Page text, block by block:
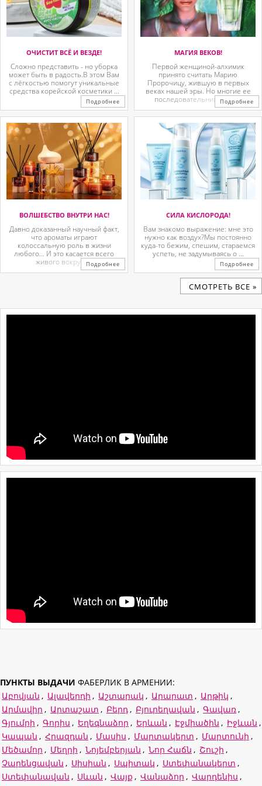
ОЧИСТИТ ВСЁ И ВЕЗДЕ!
Сложно представить - но уборка
может быть в радость.В этом Вам
с лёгкостью помогут уникальные
средства корейской косметики ...
Подробнее
МАГИЯ ВЕКОВ!
Первой женщиной-алхимик
принято считать Марию
Пророчицу, жившую в первых
веках нашей эры. Но многие ее
последовательницы так ...
Подробнее
ВОЛШЕБСТВО ВНУТРИ НАС!
Давно доказанный научный факт,
что ароматы играют
колоссальную роль в жизни
любого… И это касается всего
живого вокруг. ...Подробнее
СИЛА КИСЛОРОДА!
Вам знакомо выражение: мне это
нужно как воздух?Мы постоянно
куда-то бежим, спешим, стараемся
успеть, не задумываясь о ...
Подробнее
CМОТРЕТЬ ВСЕ »
ПУНКТЫ ВЫДАЧИ ФАБЕРЛИК В АРМЕНИИ:
Աբովյան , Ալավերդի , Աշտարակ , Արարատ , Արթիկ ,
Արմավիր , Արտաշատ , Բերդ , Բյուրեղավան , Գավառ ,
Գյումրի , Գորիս , Եղեգնաձոր , Երևան , Էջմիածին , Իջևան ,
Կապան , Հրազդան , Մասիս , Մարտակերտ , Մարտունի ,
Մեծամոր , Մեղրի , Նոյեմբերյան , Նոր Հաճն , Շուշի ,
Չարենցավան , Սիսիան , Սպիտակ , Ստեփանակերտ ,
Ստեփանավան , Սևան , Վայք , Վանաձոր , Վարդենիս ,